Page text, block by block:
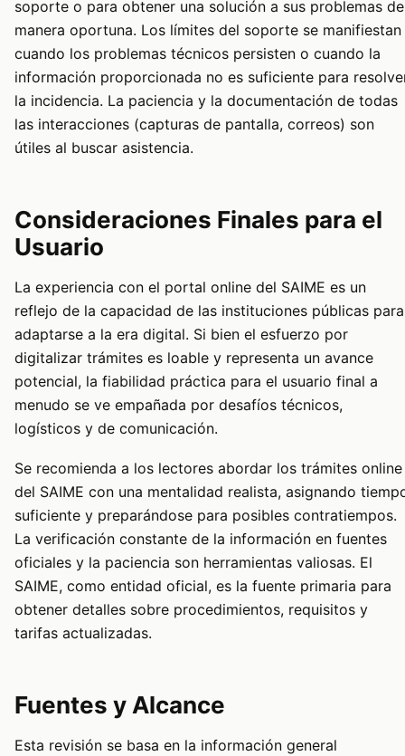
soporte o para obtener una solución a sus problemas de
manera oportuna. Los límites del soporte se manifiestan
cuando los problemas técnicos persisten o cuando la
información proporcionada no es suficiente para
la incidencia. La paciencia y la documentación de todas
las interacciones (capturas de pantalla, correos) son
útiles al buscar asistencia.
Consideraciones Finales para el
Usuario
La experiencia con el portal online del SAIME es un
reflejo de la capacidad de las instituciones públicas para
adaptarse a la era digital. Si bien el esfuerzo por
digitalizar trámites es loable y representa un avance
potencial, la fiabilidad práctica para el usuario final a
menudo se ve empañada por desafíos técnicos,
logísticos y de comunicación.
Se recomienda a los lectores abordar los trámites online
del SAIME con una mentalidad realista, asignando
suficiente y preparándose para posibles contratiempos.
La verificación constante de la información en fuentes
oficiales y la paciencia son herramientas valiosas. El
SAIME, como entidad oficial, es la fuente primaria para
obtener detalles sobre procedimientos, requisitos y
tarifas actualizadas.
Fuentes y Alcance
Esta revisión se basa en la información general